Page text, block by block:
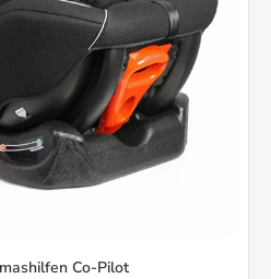
Co-Pilot